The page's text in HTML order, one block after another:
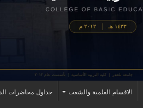
الاقسام العلمية والشعب جداول محاضرات